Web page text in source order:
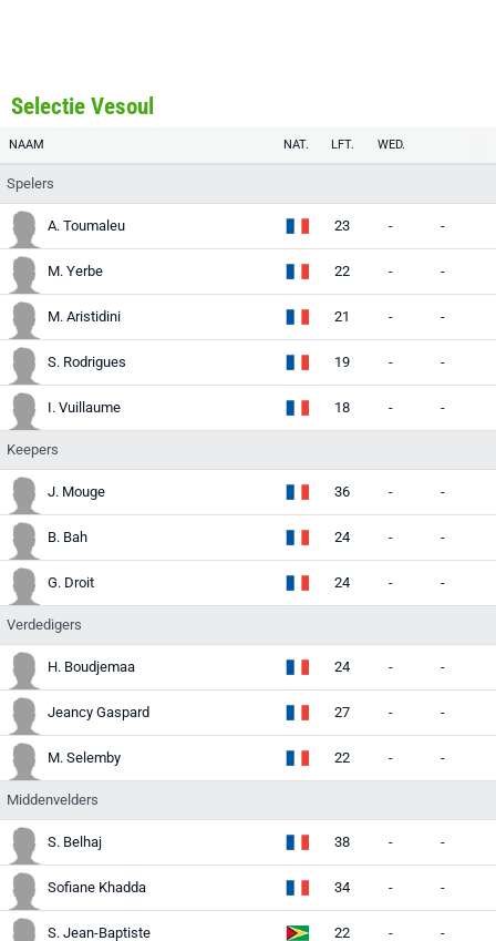
Selectie Vesoul
NAAM NAT. LFT. WED.
Spelers
A. Toumaleu 23 - -
M. Yerbe 22 - -
M. Aristidini 21 - -
S. Rodrigues 19 - -
I. Vuillaume 18 - -
Keepers
J. Mouge 36 - -
B. Bah 24 - -
G. Droit 24 - -
Verdedigers
H. Boudjemaa 24 - -
Jeancy Gaspard 27 - -
M. Selemby 22 - -
Middenvelders
S. Belhaj 38 - -
Sofiane Khadda 34 - -
S. Jean-Baptiste 22 - -